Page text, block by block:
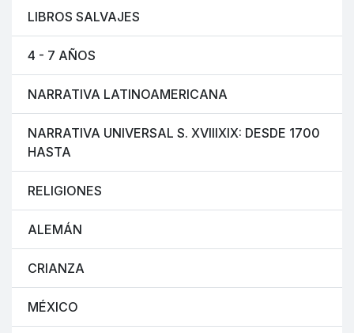
LIBROS SALVAJES
4 - 7 AÑOS
NARRATIVA LATINOAMERICANA
NARRATIVA UNIVERSAL S. XVIIIXIX: DESDE 1700
HASTA
RELIGIONES
ALEMÁN
CRIANZA
MÉXICO